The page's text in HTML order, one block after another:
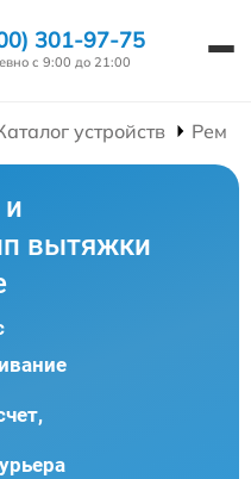
301-97-75
с 9:00 до 21:00
устройств
вытяжки